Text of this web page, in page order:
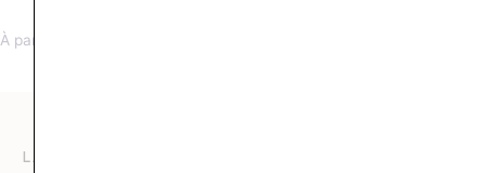
À partir de 5000 €
LA COMPAGNIE DES GEMMES